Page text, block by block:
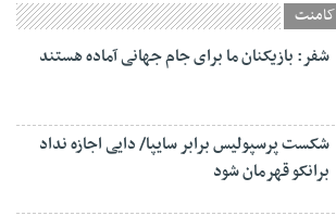
کامنت
شفر: بازیکنان ما برای جام جهانی آماده هستند
شکست پرسپولیس برابر سایپا/ دایی اجازه نداد
برانکو قهرمان شود